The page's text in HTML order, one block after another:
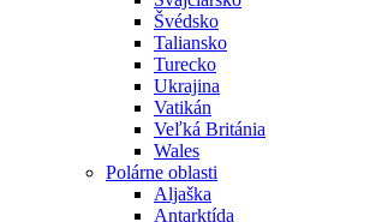
Švédsko
Taliansko
Turecko
Ukrajina
Vatikán
Veľká Británia
Wales
Polárne oblasti
Aljaška
Antarktída